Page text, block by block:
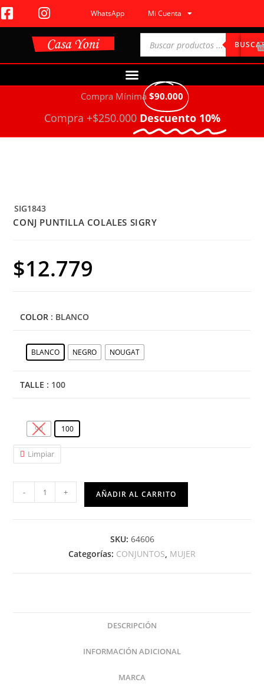
WhatsApp Mi Cuenta
Compra Mínima $90.000
Compra +$250.000 Descuento 10%
SIG1843
CONJ PUNTILLA COLALES SIGRY
$12.779
COLOR : BLANCO
BLANCO NEGRO NOUGAT
TALLE : 100
90 100
Limpiar
- + AÑADIR AL CARRITO
SKU: 64606
Categorías: CONJUNTOS, MUJER
DESCRIPCIÓN
INFORMACIÓN ADICIONAL
MARCA